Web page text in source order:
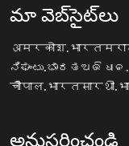
మా వెబ్‌సైట్‌లు
अमरकोश.भारत
ನಿಘಂಟು.ಭಾರತ
चौपाल.भारत
అనుసరించండి